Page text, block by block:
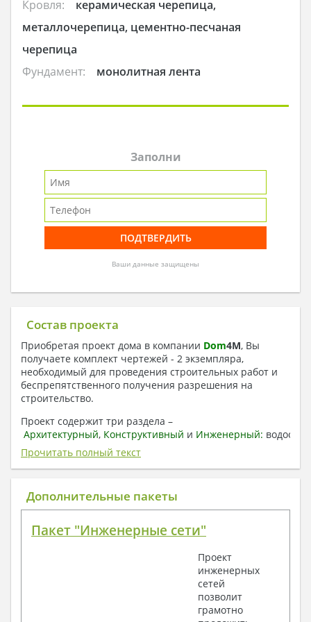
Кровля:
керамическая черепица,
металлочерепица, цементно-песчаная
черепица
Фундамент:
монолитная лента
Заполни
Ваши данные защищены
Состав проекта
Приобретая проект дома в компании Dom4M, Вы
получаете комплект чертежей - 2 экземпляра,
необходимый для проведения строительных работ и
беспрепятственного получения разрешения на
строительство.
Проект содержит три раздела –
Архитектурный, Конструктивный и Инженерный:
отопление, вентиляция, канализация,
электроснабжение (приобретается за дополнительную
плату) + Пояснительная записка.
1. Архитектурный раздел:
План координационных осей
Поэтажные маркировочные планы с
Разрезы и состав конструкций
Фасады с ведомостью внешних отделок
Прочитать полный текст
Дополнительные пакеты
Пакет "Инженерные сети"
Проект
инженерных
сетей
позволит
грамотно